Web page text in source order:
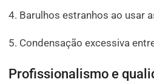
4. Barulhos estranhos ao usar
5. Condensação excessiva
Profissionalismo e